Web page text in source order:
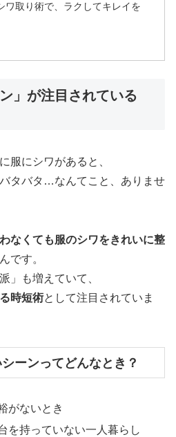
ワ取り術で、ラクしてキレイを
」が注目されている
服にシワがあると、
タバタ…なんてこと、ありませ
なくても服のシワをきれいに整
です。
」も増えていて、
時短術として注目されていま
ーンってどんなとき？
がないとき
を持っていない一人暮らし